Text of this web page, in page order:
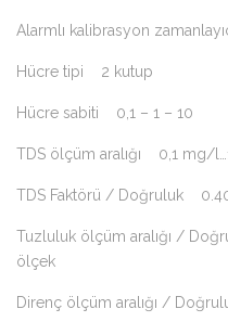
Alarmlı kalibrasyon
Hücre tipi 2 kutup
Hücre sabiti 0,1 – 1 – 10
TDS ölçüm aralığı 0,1 mg/
TDS Faktörü / Doğruluk
Tuzluluk ölçüm aralığı /
ölçek
Direnç ölçüm aralığı /